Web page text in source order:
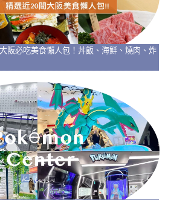
阪必吃美食懶人包！丼飯、海鮮、燒肉、炸